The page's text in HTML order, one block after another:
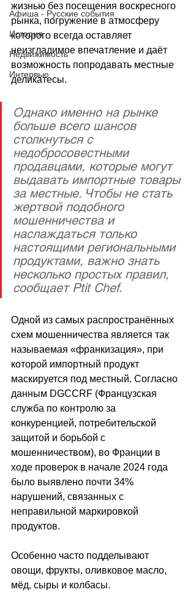
Афиша - Русские события
История
Недвижимость
Интервью
жизнью без посещения воскресного
рынка, погружение в атмосферу
которого всегда оставляет
неизгладимое впечатление и даёт
возможность попродавать местные
деликатесы.
Однако именно на рынке
больше всего шансов
столкнуться с
недобросовестными
продавцами, которые могут
выдавать импортные товары
за местные. Чтобы не стать
жертвой подобного
мошенничества и
наслаждаться только
настоящими региональными
продуктами, важно знать
несколько простых правил,
сообщает Ptit Chef.
Одной из самых распространённых
схем мошенничества является так
называемая «франкизация», при
которой импортный продукт
маскируется под местный. Согласно
данным DGCCRF (Французская
служба по контролю за
конкуренцией, потребительской
защитой и борьбой с
мошенничеством), во Франции в
ходе проверок в начале 2024 года
было выявлено почти 34%
нарушений, связанных с
неправильной маркировкой
продуктов.
Особенно часто подделывают
овощи, фрукты, оливковое масло,
мёд, сыры и колбасы.